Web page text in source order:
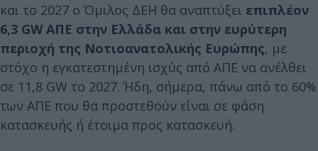
και το 2027 ο Όμιλος ΔΕΗ θα αναπτύξει επιπλέον
6,3 GW ΑΠΕ στην Ελλάδα και στην ευρύτερη
περιοχή της Νοτιοανατολικής Ευρώπης, με
στόχο η εγκατεστημένη ισχύς από ΑΠΕ να ανέλθει
σε 11,8 GW το 2027. Ήδη, σήμερα, πάνω από το 60%
των ΑΠΕ που θα προστεθούν είναι σε φάση
κατασκευής ή έτοιμα προς κατασκευή.